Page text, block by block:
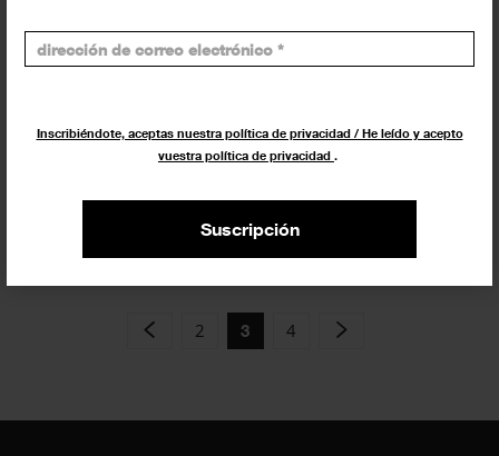
Inscribiéndote, aceptas nuestra política de privacidad / He leído y acepto
vuestra política de privacidad .
Suscripción
Internet Moon Gallery (València)
presenta ‘Bona ploguda’; una
producción del artista...
27 JUNIO 2023
2 3 4